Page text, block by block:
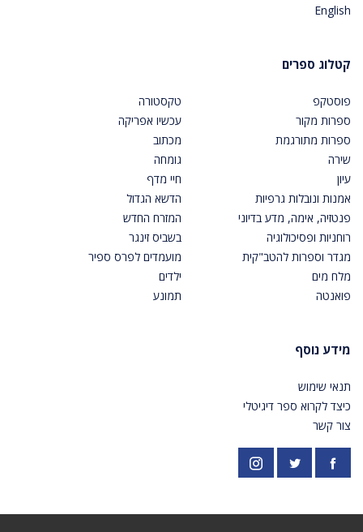
English
קטלוג ספרים
פוסטקפ
ספרות מקור
ספרות מתורגמת
שירה
עיון
אמנות ונובלות גרפיות
פנטזיה, אימה, מדע בדיוני
רוחניות ופסיכולוגיה
מגדר וספרות להטב"קית
מלח מים
פואנטה
טקסטורה
עכשיו אפריקה
מכתוב
גומחה
חיי מדף
הדשא הגדול
המזרח החדש
בשביס זינגר
מועמדים לפרס ספיר
ילדים
תמונע
מידע נוסף
תנאי שימוש
כיצד לקרוא ספר דיגיטלי
צור קשר
פייסבוק https://twitter.com/PardesPublish
אינסטגרם